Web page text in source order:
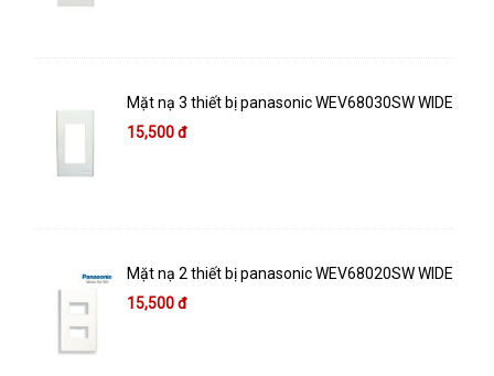
Mặt nạ 3 thiết bị panasonic WEV68030SW WIDE
15,500 đ
Mặt nạ 2 thiết bị panasonic WEV68020SW WIDE
15,500 đ